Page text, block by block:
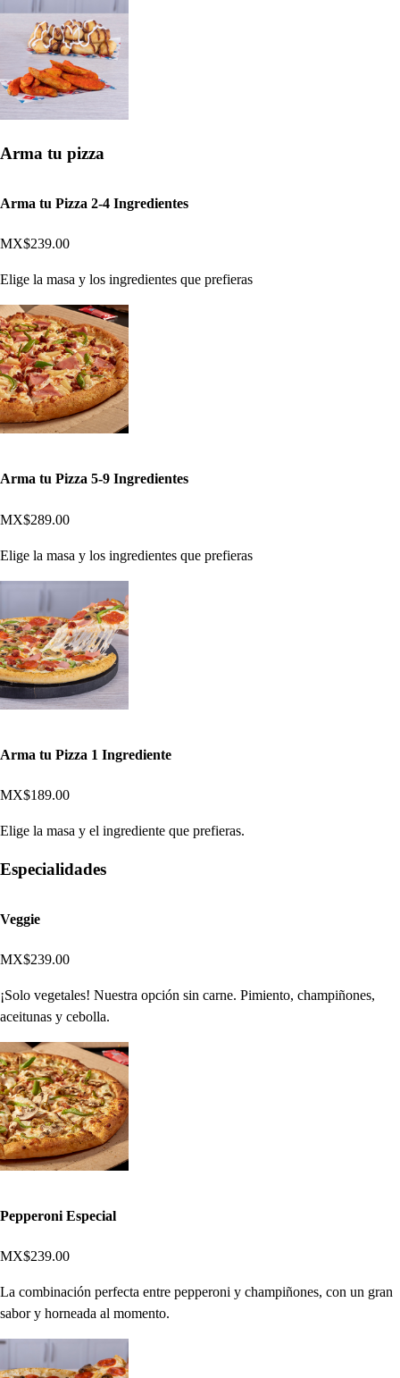
Arma tu pizza
Arma tu Pizza 2-4 Ingredientes
MX$239.00
Elige la masa y los ingredientes que prefieras
Arma tu Pizza 5-9 Ingredientes
MX$289.00
Elige la masa y los ingredientes que prefieras
Arma tu Pizza 1 Ingrediente
MX$189.00
Elige la masa y el ingrediente que prefieras.
Especialidades
Veggie
MX$239.00
¡Solo vegetales! Nuestra opción sin carne. Pimiento, champiñones,
aceitunas y cebolla.
Pepperoni Especial
MX$239.00
La combinación perfecta entre pepperoni y champiñones, con un gran
sabor y horneada al momento.